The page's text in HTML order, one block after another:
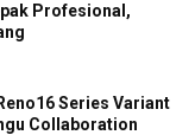
Profesional,
Series Variant
Collaboration